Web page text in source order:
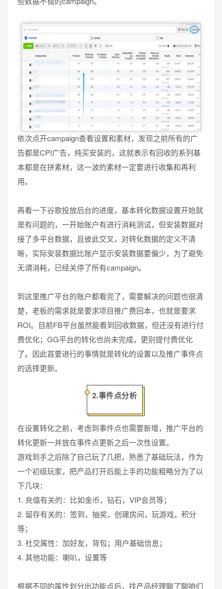
依次点开campaign查看设置和素材，发现之前所有的广
告都是CPI广告，纯买安装的，这就表示有回收的系列基
本都是在拼素材，这一波的素材一定要进行收集和再利
用。
再看一下谷歌投放后台的进度，基本转化数据设置开始就
是有问题的，一开始账户有进行消耗测试，但安装数据对
接了多平台数据，且彼此交叉，对转化数据的定义不清
晰，实际安装数据比账户显示安装数据要偏少，为了避免
无谓消耗，已经关停了所有campaign。
到这里推广平台的账户都看完了，需要解决的问题也很清
楚，老板的需求就是要求项目推广费回本，也就是要求
ROI。目前FB平台虽然能看到回收数据，但还没有进行付
费优化；GG平台的转化也尚未完成，更别提付费优化
了。因此首要进行的事情就是转化的设置以及推广事件点
的选择更新。
2.事件点分析
在设置转化之前，考虑到事件点也需要新增，推广平台的
转化更新一并放在事件点更新之后一次性设置。
游戏到手之后除了自己玩了几把，熟悉了基础玩法，作为
一个初级玩家，把产品打开后能上手的功能粗略分为了以
下几块：
1. 充值有关的：比如金币，钻石，VIP会员等；
2. 留存有关的：签到，抽奖，创建房间，玩游戏，积分
等；
3. 社交属性：加好友，背包；用户基础信息；
4. 其他功能：喇叭，设置等
根据不同的属性划分出功能点后，找产品经理聊了聊咱们